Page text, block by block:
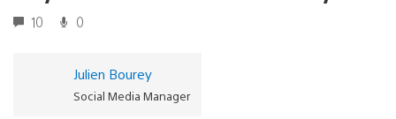
10 0
Julien Bourey
Social Media Manager